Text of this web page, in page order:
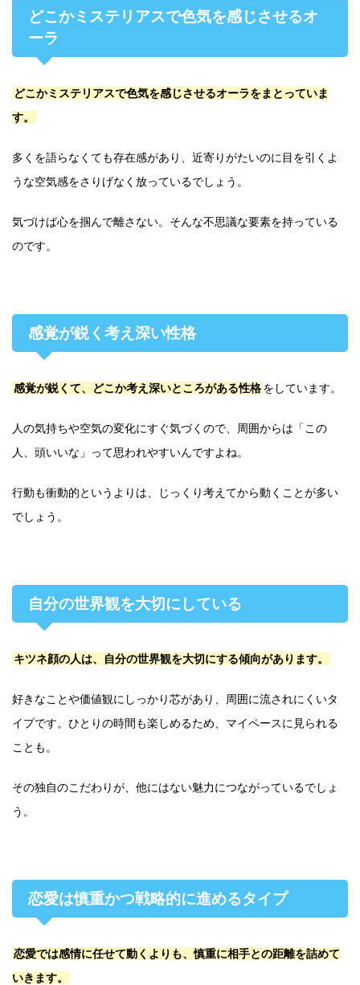
どこかミステリアスで色気を感じさせるオ
ーラ
どこかミステリアスで色気を感じさせるオーラをまとっていま
す。
多くを語らなくても存在感があり、近寄りがたいのに目を引くよ
うな空気感をさりげなく放っているでしょう。
気づけば心を掴んで離さない。そんな不思議な要素を持っている
のです。
感覚が鋭く考え深い性格
感覚が鋭くて、どこか考え深いところがある性格をしています。
人の気持ちや空気の変化にすぐ気づくので、周囲からは「この
人、頭いいな」って思われやすいんですよね。
行動も衝動的というよりは、じっくり考えてから動くことが多い
でしょう。
自分の世界観を大切にしている
キツネ顔の人は、自分の世界観を大切にする傾向があります。
好きなことや価値観にしっかり芯があり、周囲に流されにくいタ
イプです。ひとりの時間も楽しめるため、マイペースに見られる
ことも。
その独自のこだわりが、他にはない魅力につながっているでしょ
う。
恋愛は慎重かつ戦略的に進めるタイプ
恋愛では感情に任せて動くよりも、慎重に相手との距離を詰めて
いきます。